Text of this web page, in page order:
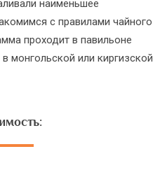
наименьшее
с правилами чайного
проходит в павильоне
монгольской или киргизской